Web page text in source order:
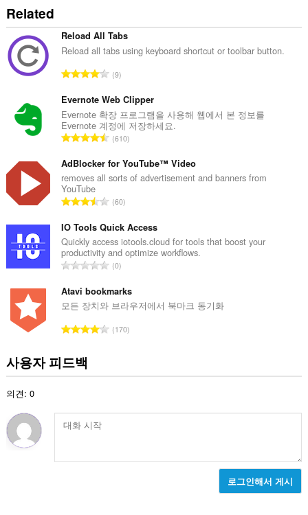
Related
Reload All Tabs
Reload all tabs using keyboard shortcut or toolbar button.
총
급
수
:
9
Evernote Web Clipper
Evernote 확장 프로그램을 사용해 웹에서 본 정보를
Evernote 계정에 저장하세요.
총
급
수
610
AdBlocker for YouTube™ Video
removes all sorts of advertisement and banners from
YouTube
총
급
수
:
60
IO Tools Quick Access
Quickly access iotools.cloud for tools that boost your
productivity and optimize workflows.
총
급
수
0
Atavi bookmarks
모든 장치와 브라우저에서 북마크 동기화
총170
사용자 피드백
의견: 0
로그인해서 게시